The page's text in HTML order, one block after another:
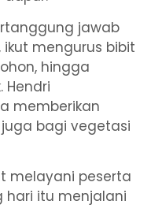
jawab
ikut mengurus bibit
hingga
Hendri
memberikan
bagi vegetasi
melayani peserta
hari itu menjalani